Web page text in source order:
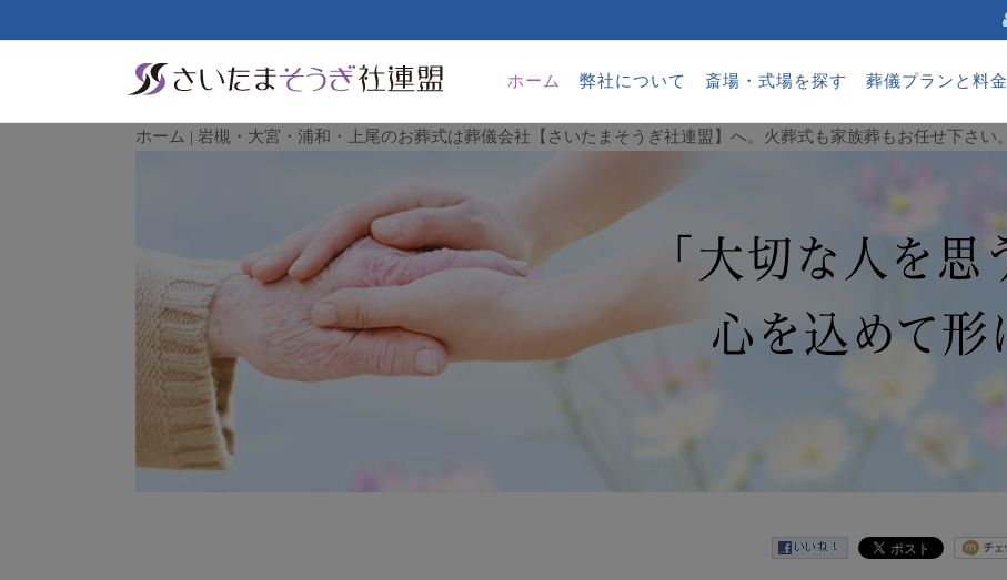
ホーム 弊社について 斎場・式場を探す 葬儀プランと料金
ホーム | 岩槻・大宮・浦和・上尾のお葬式は葬儀会社【さいたまそうぎ社連盟】へ。火葬式も家族葬もお任せ下さい。